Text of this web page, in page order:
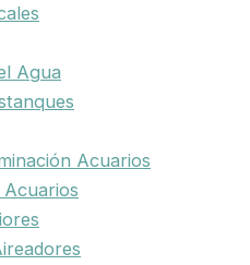
Agua
Acuarios